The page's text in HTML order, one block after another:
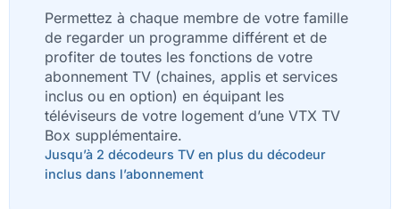
Permettez à chaque membre de votre famille
de regarder un programme différent et de
profiter de toutes les fonctions de votre
abonnement TV (chaines, applis et services
inclus ou en option) en équipant les
téléviseurs de votre logement d’une VTX TV
Box supplémentaire.
Jusqu’à 2 décodeurs TV en plus du décodeur
inclus dans l’abonnement